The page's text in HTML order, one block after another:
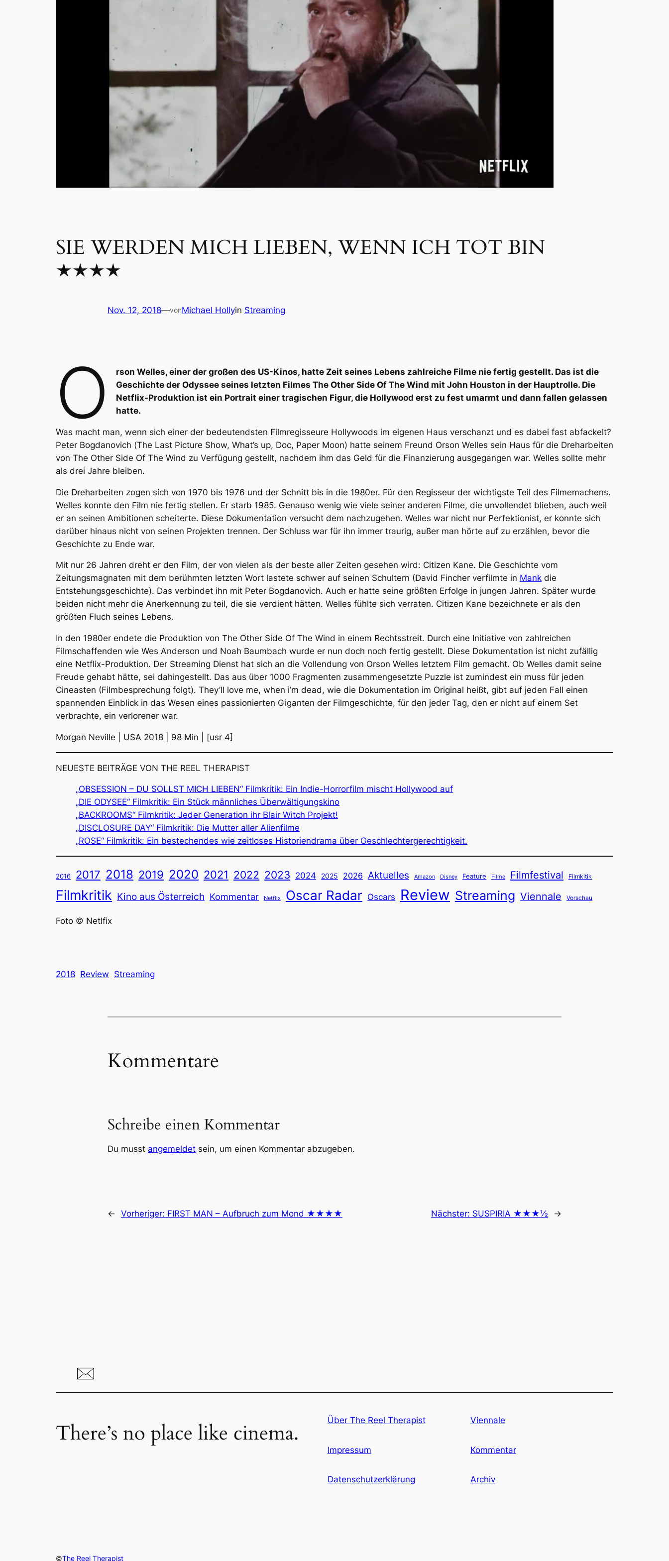
SIE WERDEN MICH LIEBEN, WENN ICH TOT BIN
★★★★
Nov. 12, 2018—vonMichael Hollyin Streaming
O
rson Welles, einer der großen des US-Kinos, hatte Zeit seines Lebens zahlreiche Filme nie fertig gestellt. Das ist die
Geschichte der Odyssee seines letzten FilmesThe Other Side Of The Wind mit John Houston in der Hauptrolle. Die
Netflix-Produktion ist ein Portrait einer tragischen Figur, die Hollywood erst zu fest umarmt und dann fallen gelassen
hatte.
Was macht man, wenn sich einer der bedeutendsten Filmregisseure Hollywoods im eigenen Haus verschanzt und es dabei fast abfackelt?
Peter Bogdanovich (The Last Picture Show, What’s up, Doc, Paper Moon) hatte seinem Freund Orson Welles sein Haus für die Dreharbeiten
von The Other Side Of The Wind zu Verfügung gestellt, nachdem ihm das Geld für die Finanzierung ausgegangen war. Welles sollte mehr
als drei Jahre bleiben.
Die Dreharbeiten zogen sich von 1970 bis 1976 und der Schnitt bis in die 1980er. Für den Regisseur der wichtigste Teil des Filmemachens.
Welles konnte den Film nie fertig stellen. Er starb 1985. Genauso wenig wie viele seiner anderen Filme, die unvollendet blieben, auch weil
er an seinen Ambitionen scheiterte. Diese Dokumentation versucht dem nachzugehen. Welles war nicht nur Perfektionist, er konnte sich
darüber hinaus nicht von seinen Projekten trennen. Der Schluss war für ihn immer traurig, außer man hörte auf zu erzählen, bevor die
Geschichte zu Ende war.
Mit nur 26 Jahren dreht er den Film, der von vielen als der beste aller Zeiten gesehen wird: Citizen Kane. Die Geschichte vom
Zeitungsmagnaten mit dem berühmten letzten Wort lastete schwer auf seinen Schultern (David Fincher verfilmte in Mank die
Entstehungsgeschichte). Das verbindet ihn mit Peter Bogdanovich. Auch er hatte seine größten Erfolge in jungen Jahren. Später wurde
beiden nicht mehr die Anerkennung zu teil, die sie verdient hätten. Welles fühlte sich verraten. Citizen Kane bezeichnete er als den
größten Fluch seines Lebens.
In den 1980er endete die Produktion von The Other Side Of The Wind in einem Rechtsstreit. Durch eine Initiative von zahlreichen
Filmschaffenden wie Wes Anderson und Noah Baumbach wurde er nun doch noch fertig gestellt. Diese Dokumentation ist nicht zufällig
eine Netflix-Produktion. Der Streaming Dienst hat sich an die Vollendung von Orson Welles letztem Film gemacht. Ob Welles damit seine
Freude gehabt hätte, sei dahingestellt. Das aus über 1000 Fragmenten zusammengesetzte Puzzle ist zumindest ein muss für jeden
Cineasten (Filmbesprechung folgt). They’ll love me, when i’m dead, wie die Dokumentation im Original heißt, gibt auf jeden Fall einen
spannenden Einblick in das Wesen eines passionierten Giganten der Filmgeschichte, für den jeder Tag, den er nicht auf einem Set
verbrachte, ein verlorener war.
Morgan Neville | USA 2018 | 98 Min | [usr 4]
NEUESTE BEITRÄGE VON THE REEL THERAPIST
„OBSESSION – DU SOLLST MICH LIEBEN“ Filmkritik: Ein Indie-Horrorfilm mischt Hollywood auf
„DIE ODYSEE“ Filmkritik: Ein Stück männliches Überwältigungskino
„BACKROOMS“ Filmkritik: Jeder Generation ihr Blair Witch Projekt!
„DISCLOSURE DAY“ Filmkritik: Die Mutter aller Alienfilme
„ROSE“ Filmkritik: Ein bestechendes wie zeitloses Historiendrama über Geschlechtergerechtigkeit.
2016 2017 2018 2019 2020 2021 2022 2023 2024 2025 2026 Aktuelles Amazon Disney Feature Filme Filmfestival Filmkitik
Filmkritik Kino aus Österreich Kommentar Netflix Oscar Radar Oscars Review Streaming Viennale Vorschau
Foto © Netlfix
2018 Review Streaming
Kommentare
Schreibe einen Kommentar
Du musst angemeldet sein, um einen Kommentar abzugeben.
← Vorheriger: FIRST MAN – Aufbruch zum Mond ★★★★ Nächster: SUSPIRIA ★★★½ →
There’s no place like cinema. Über The Reel Therapist
Impressum
Datenschutzerklärung
Viennale
Kommentar
Archiv
©The Reel Therapist